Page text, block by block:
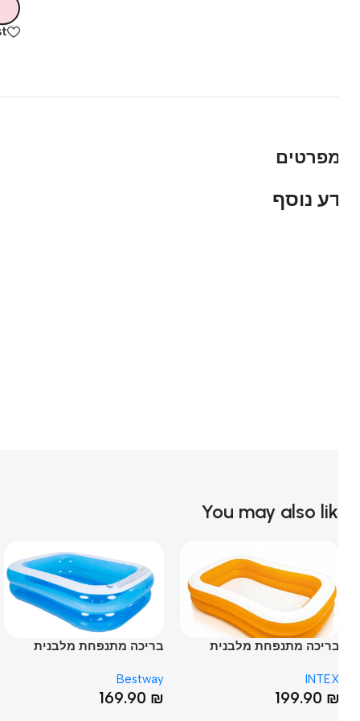
נוסף
You may also
מתנפחת מלבנית
199.90
בריכה מתנפחת מלבנית
Bestway
169.90